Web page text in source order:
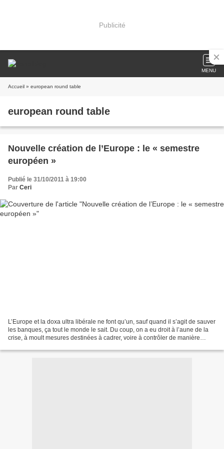
Publicité
MENU
Accueil » european round table
european round table
Nouvelle création de l’Europe : le « semestre
européen »
Publié le 31/10/2011 à 19:00
Par Ceri
L’Europe et la doxa ultra libérale ne font qu’un, sauf quand il s’agit de sauver
les banques, ça tout le monde le sait. Du coup, on a eu droit à l’aune de la
crise, à moult mesures destinées à cadrer, voire à contrôler de manière